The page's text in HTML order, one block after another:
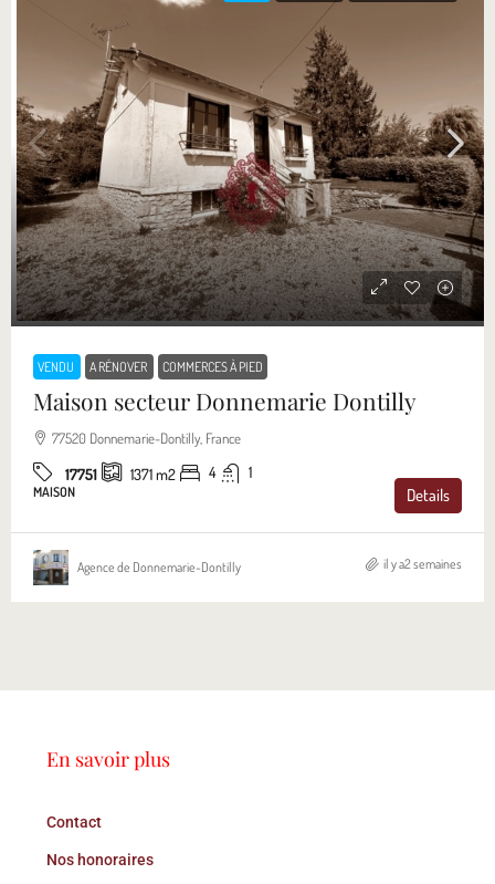
VENDU A RÉNOVER COMMERCES À PIED
Maison secteur Donnemarie Dontilly
77520 Donnemarie-Dontilly, France
17751 1371m2 4 1
MAISON Details
Agence de Donnemarie-Dontilly il y a2 semaines
En savoir plus
Contact
Nos honoraires